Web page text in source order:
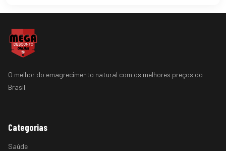
O melhor do emagrecimento natural com os melhores preços do
Brasil.
Categorias
Saúde